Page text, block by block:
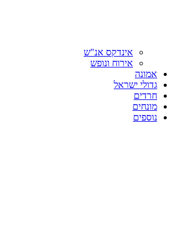
אינדקס אנ"ש
אירוח ונופש
אמונה
גדולי ישראל
חרדים
מונחים
נוספים